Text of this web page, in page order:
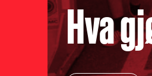
Hva